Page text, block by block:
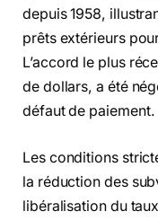
depuis 1958,
prêts extérieurs
L’accord le plus
de dollars, a été
défaut de paiement.
Les conditions
la réduction des
libéralisation du